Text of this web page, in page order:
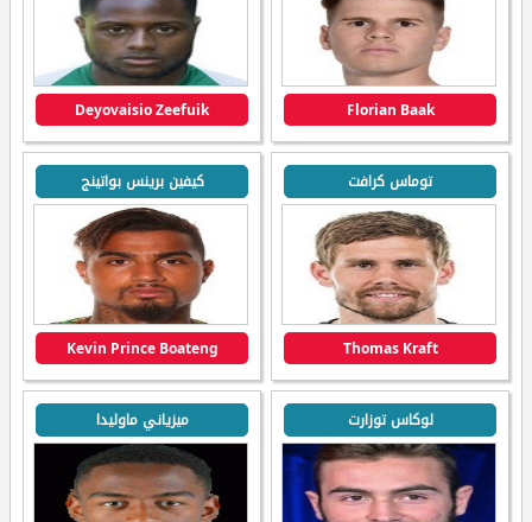
Florian Baak
Deyovaisio Zeefuik
توماس كرافت
Thomas Kraft
كيفين برينس بواتينج
Kevin Prince Boateng
لوكاس توزارت ميزياني ماوليدا